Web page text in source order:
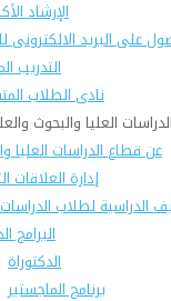
الإرشاد
على البريد الالكترونى
التدريب
نادى الطلاب
الدراسات العليا والبحوث
عن قطاع الدراسات العليا
إدارة العلاقات
الدراسية لطلاب الدراسات
البرامج
الدكتوراة
برنامج الماجستير